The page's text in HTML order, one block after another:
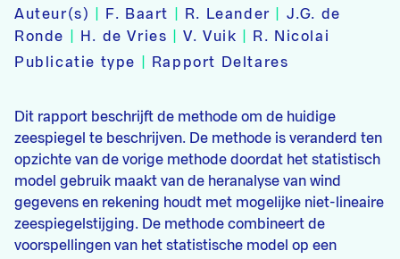
Auteur(s)
F. Baart R. Leander
J.G. de
Ronde
H. de Vries |V. Vuik
R. Nicolai
Publicatie type
Rapport Deltares
Dit rapport beschrijft de methode om de huidige
zeespiegel te beschrijven. De methode is veranderd ten
opzichte van de vorige methode doordat het statistisch
model gebruik maakt van de heranalyse van wind
gegevens en rekening houdt met mogelijke niet-lineaire
zeespiegelstijging. De methode combineert de
voorspellingen van het statistische model op een